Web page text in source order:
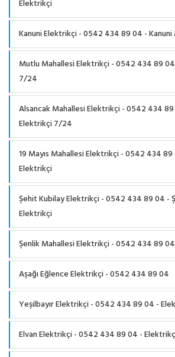
Elektrikçi
Kanuni Elektrikçi - 0542 434 89 04 -
Mutlu Mahallesi Elektrikçi - 0542 434 89
7/24
Alsancak Mahallesi Elektrikçi - 0542 434
Elektrikçi 7/24
19 Mayıs Mahallesi Elektrikçi - 0542 434 89
Elektrikçi
Şehit Kubilay Elektrikçi - 0542 434 89 04 -
Elektrikçi
Şenlik Mahallesi Elektrikçi - 0542 434 89
Aşağı Eğlence Elektrikçi - 0542 434 89 04
Yeşilbayır Elektrikçi - 0542 434 89 04 -
Elvan Elektrikçi - 0542 434 89 04 -